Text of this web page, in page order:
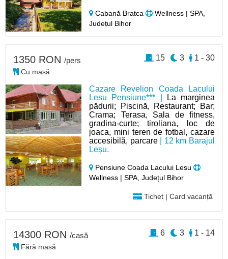
Cabană Bratca
Wellness | SPA,
Județul Bihor
Cazare Revelion Coada Lacului
Lesu Pensiune*** |
La marginea
pădurii; Piscină, Restaurant; Bar;
Crama; Terasa, Sala de fitness,
gradina-curte; tiroliana, loc de
joaca, mini teren de fotbal, cazare
accesibilă, parcare| 12 km Barajul
Leșu.
Pensiune Coada Lacului Lesu
Wellness | SPA, Județul Bihor
Tichet | Card vacanță
1350 RON /pers
Cu masă
1 - 30
3
15
14300 RON /casă
Fără masă
1 - 14
3
6